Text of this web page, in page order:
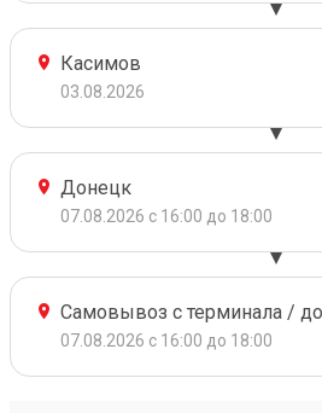
Касимов
03.08.2026
Донецк
07.08.2026 с 16:00 до 18:00
Самовывоз с терминала /
07.08.2026 с 16:00 до 18:00